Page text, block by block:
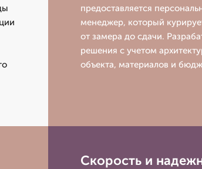
предоставляется
менеджер, который
от замера до сдачи.
решения с учетом
объекта, материалов и
Скорость и